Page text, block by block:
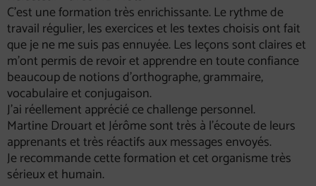
C’est une formation très enrichissante. Le rythme de
travail régulier, les exercices et les textes choisis ont fait
que je ne me suis pas ennuyée. Les leçons sont claires et
m’ont permis de revoir et apprendre en toute confiance
beaucoup de notions d’orthographe, grammaire,
vocabulaire et conjugaison.
J’ai réellement apprécié ce challenge personnel.
Martine Drouart et Jérôme sont très à l’écoute de leurs
apprenants et très réactifs aux messages envoyés.
Je recommande cette formation et cet organisme très
sérieux et humain.